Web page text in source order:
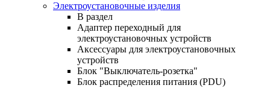
Электроустановочные изделия
В раздел
Адаптер переходный для
электроустановочных устройств
Аксессуары для электроустановочных
устройств
Блок "Выключатель-розетка"
Блок распределения питания (PDU)